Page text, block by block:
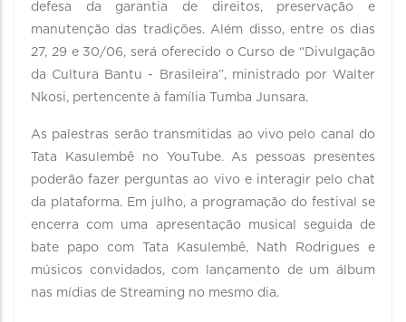
defesa da garantia de direitos, preservação e
manutenção das tradições. Além disso, entre os dias
27, 29 e 30/06, será oferecido o Curso de “Divulgação
da Cultura Bantu - Brasileira”, ministrado por Walter
Nkosi, pertencente à família Tumba Junsara.
As palestras serão transmitidas ao vivo pelo canal do
Tata Kasulembê no YouTube. As pessoas presentes
poderão fazer perguntas ao vivo e interagir pelo chat
da plataforma. Em julho, a programação do festival se
encerra com uma apresentação musical seguida de
bate papo com Tata Kasulembê, Nath Rodrigues e
músicos convidados, com lançamento de um álbum
nas mídias de Streaming no mesmo dia.